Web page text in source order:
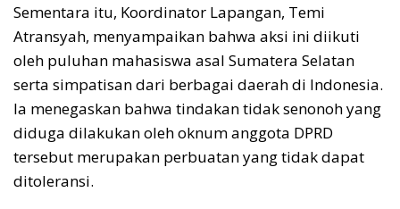
Sementara itu, Koordinator Lapangan, Temi
Atransyah, menyampaikan bahwa aksi ini diikuti
oleh puluhan mahasiswa asal Sumatera Selatan
serta simpatisan dari berbagai daerah di Indonesia.
Ia menegaskan bahwa tindakan tidak senonoh yang
diduga dilakukan oleh oknum anggota DPRD
tersebut merupakan perbuatan yang tidak dapat
ditoleransi.